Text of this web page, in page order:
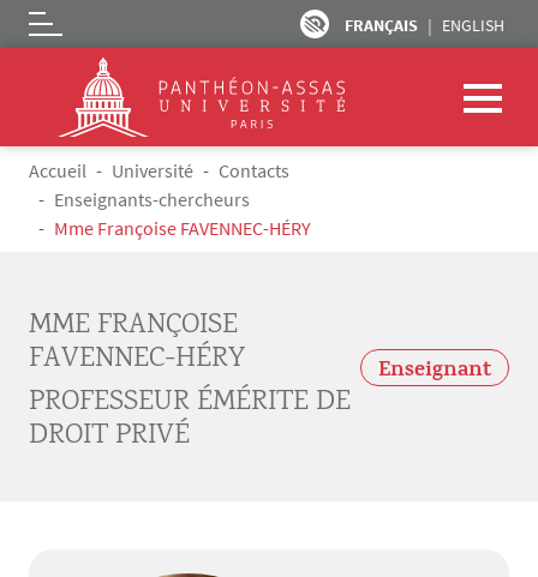
Aller au contenu principal
FRANÇAIS ENGLISH
Logo
Fil d'Ariane
Accueil Université
Contacts
Enseignants-chercheurs
Mme Françoise FAVENNEC-HÉRY
MME FRANÇOISE
FAVENNEC-HÉRY
PROFESSEUR ÉMÉRITE DE
DROIT PRIVÉ
Enseignant